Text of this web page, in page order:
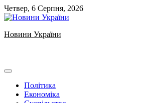
Skip
to
Четвер, 6 Серпня, 2026
Новини України
Політика
Економіка